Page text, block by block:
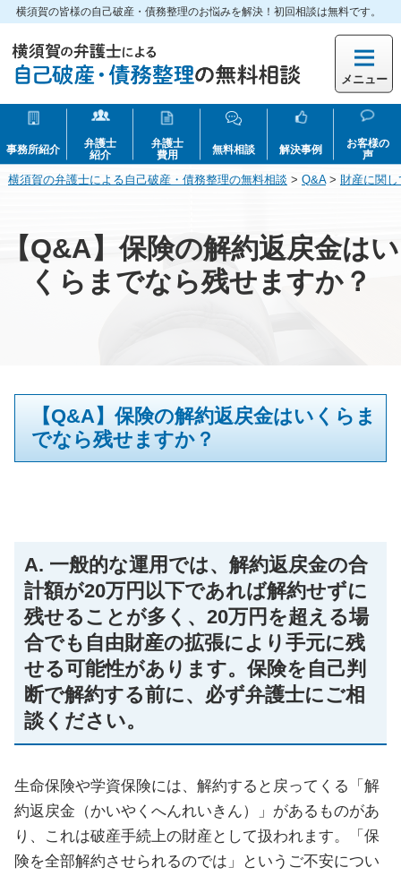
横須賀の皆様の自己破産・債務整理のお悩みを解決！初回相談は無料です。
メニュー
事務所紹介
弁護士
紹介
弁護士
費用
無料相談 解決事例
お客様の
声
横須賀の弁護士による自己破産・債務整理の無料相談 > Q&A> 財産に関し
【Q&A】保険の解約返戻金はい
くらまでなら残せますか？
【Q&A】保険の解約返戻金はいくらま
でなら残せますか？
A. 一般的な運用では、解約返戻金の合
計額が20万円以下であれば解約せずに
残せることが多く、20万円を超える場
合でも自由財産の拡張により手元に残
せる可能性があります。保険を自己判
断で解約する前に、必ず弁護士にご相
談ください。
生命保険や学資保険には、解約すると戻ってくる「解
約返戻金（かいやくへんれいきん）」があるものがあ
り、これは破産手続上の財産として扱われます。「保
険を全部解約させられるのでは」というご不安につい